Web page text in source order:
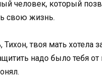
человек, который
свою жизнь.
твоя мать хотела
надо было тебя от